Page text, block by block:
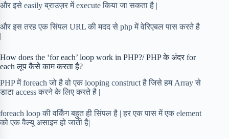
और इसे easily ब्राउज़र में execute किया जा सकता है |
और इस तरह एक सिंपल URL की मदद से php में वेरिएबल पास करते है
|
How does the ‘for each’ loop work in PHP?/ PHP के अंदर for
each लूप कैसे काम करता है?
PHP में foreach जो है वो एक looping construct है जिसे हम Array से
डाटा access करने के लिए करते है |
foreach loop की वर्किंग बहुत ही सिंपल है | हर एक पास में एक element
को एक वैल्यू असाइन हो जाती है|